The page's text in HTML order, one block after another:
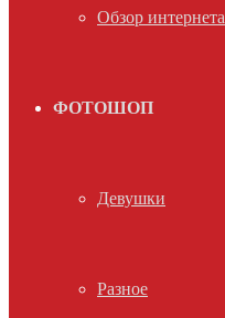
Обзор интернета
ФОТОШОП
Девушки
Разное